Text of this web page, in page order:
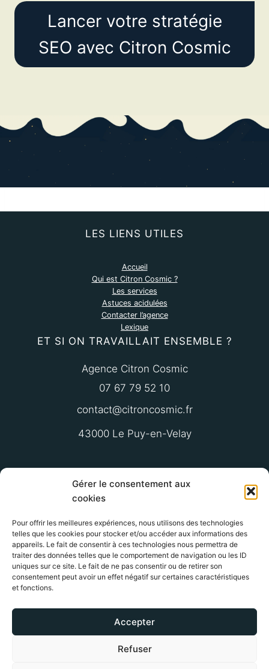
Gérer le consentement aux
cookies
Pour offrir les meilleures expériences, nous utilisons des technologies
telles que les cookies pour stocker et/ou accéder aux informations des
appareils. Le fait de consentir à ces technologies nous permettra de
traiter des données telles que le comportement de navigation ou les ID
uniques sur ce site. Le fait de ne pas consentir ou de retirer son
consentement peut avoir un effet négatif sur certaines caractéristiques
et fonctions.
Accepter
Refuser
Lancer votre stratégie
SEO avec Citron Cosmic
LES LIENS UTILES
Accueil
Qui est Citron Cosmic ?
Les services
Astuces acidulées
Contacter l’agence
Lexique
ET SI ON TRAVAILLAIT ENSEMBLE ?
Agence Citron Cosmic
07 67 79 52 10
contact@citroncosmic.fr
43000 Le Puy-en-Velay
●
Proudly powered byWordPress
SUIVRE CITRON COSMIC
Facebook LinkedIn Google
Citron Cosmic est une agence de communication digitale SEO/GEO
basée en Haute-Loire (Le Puy-en-Velay). Et l’avantage du web, c’est
l’étranger, pour construire la stratégie web qu’il vous faut !